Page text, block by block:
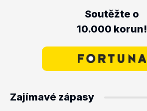
Soutěžte o
10.000 korun!
Zajímavé zápasy